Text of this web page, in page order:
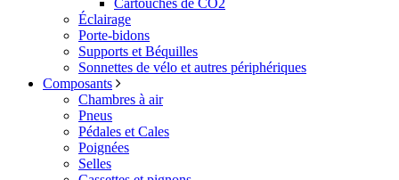
Cartouches de CO2
Éclairage
Porte-bidons
Supports et Béquilles
Sonnettes de vélo et autres périphériques
Composants
Chambres à air
Pneus
Pédales et Cales
Poignées
Selles